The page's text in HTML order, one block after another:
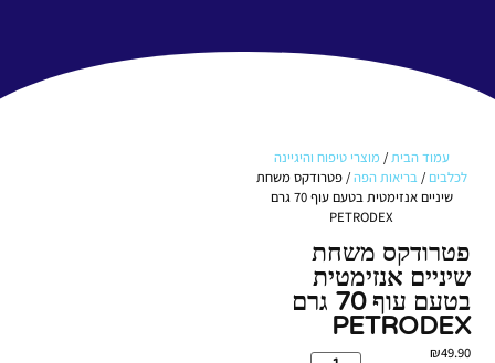
עמוד הבית/ מוצרי טיפוח והיגיינה
לכלבים /בריאות הפה/ פטרודקס משחת
שיניים אנזימטית בטעם עוף 70 גרם
PETRODEX
פטרודקס משחת
שיניים אנזימטית
בטעם עוף 70 גרם
PETRODEX
₪49.90